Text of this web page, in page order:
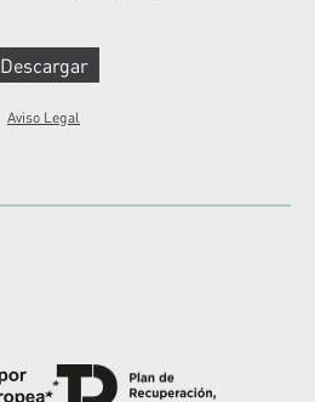
Descargar
Aviso Legal